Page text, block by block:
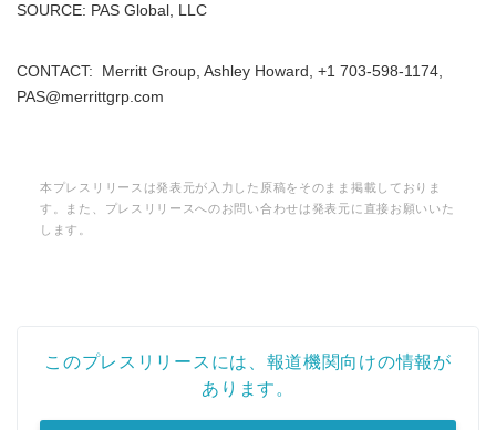
SOURCE: PAS Global, LLC
CONTACT: Merritt Group, Ashley Howard, +1 703-598-1174,
PAS@merrittgrp.com
本プレスリリースは発表元が入力した原稿をそのまま掲載しておりま
す。また、プレスリリースへのお問い合わせは発表元に直接お願いいた
します。
このプレスリリースには、報道機関向けの情報が
あります。
Japanese